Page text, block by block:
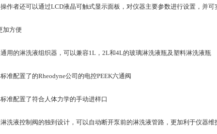
者还可以通过LCD液晶可触式显示面板，对仪器主要参数进行设置，并可
方便
的淋洗液组织器，可以兼容1L，2L和4L的玻璃淋洗液瓶及塑料淋洗液瓶
配置了的Rheodyne公司的电控PEEK六通阀
配置了符合人体力学的手动进样口
液控制阀的独到设计，可以自动断开泵前的淋洗液管路，更加利于仪器维